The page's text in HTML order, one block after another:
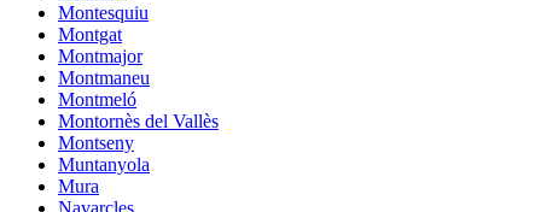
Montesquiu
Montgat
Montmajor
Montmaneu
Montmeló
Montornès del Vallès
Montseny
Muntanyola
Mura
Navarcles